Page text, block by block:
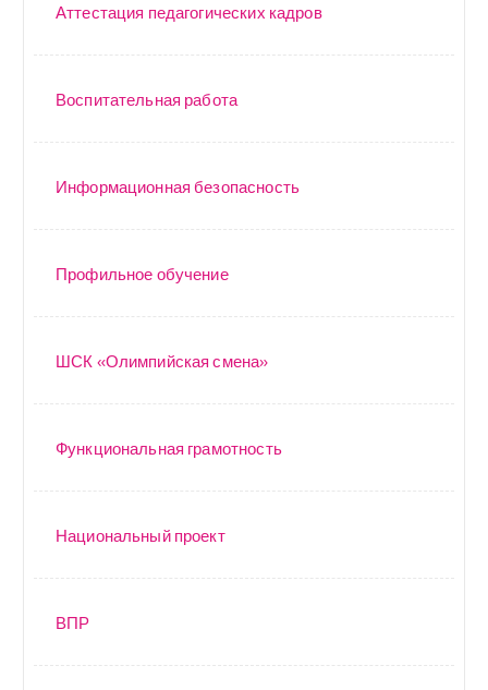
Аттестация педагогических кадров
Воспитательная работа
Информационная безопасность
Профильное обучение
ШСК «Олимпийская смена»
Функциональная грамотность
Национальный проект
ВПР